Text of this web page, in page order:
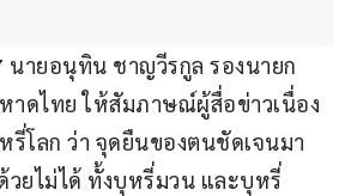
นายอนุทิน ชาญวีรกูล รองนายก
าดไทย ให้สัมภาษณ์ผู้สื่อข่าวเนื่อง
โลก ว่า จุดยืนของตนชัดเจนมา
วยไม่ได้ ทั้งบุหรี่มวน และบุหรี่